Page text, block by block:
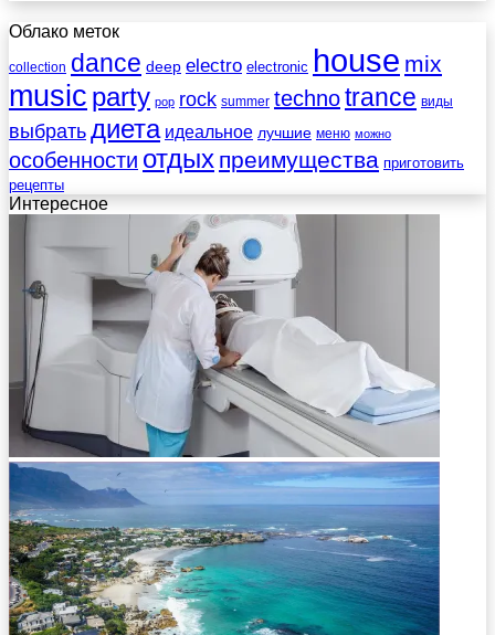
Облако меток
collection dance deep electro electronic house mix
music party pop rock summer technotrance виды
выбратьдиета идеальное лучшие меню можно
особенности отдых преимущества приготовить
рецепты
Интересное